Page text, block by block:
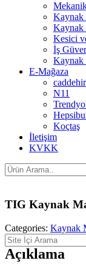
Kaynak
Kaynak
Kesici
İş
Kaynak
E-Mağaza
N11
Koçtaş
İletişim
KVKK
TIG Kaynak
Categories: Kaynak
Açıklama